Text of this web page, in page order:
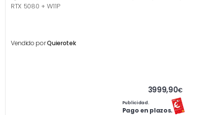
RTX 5080 + W11P
Vendido porQuierotek
3999,90€
Publicidad.
Pago en plazos.